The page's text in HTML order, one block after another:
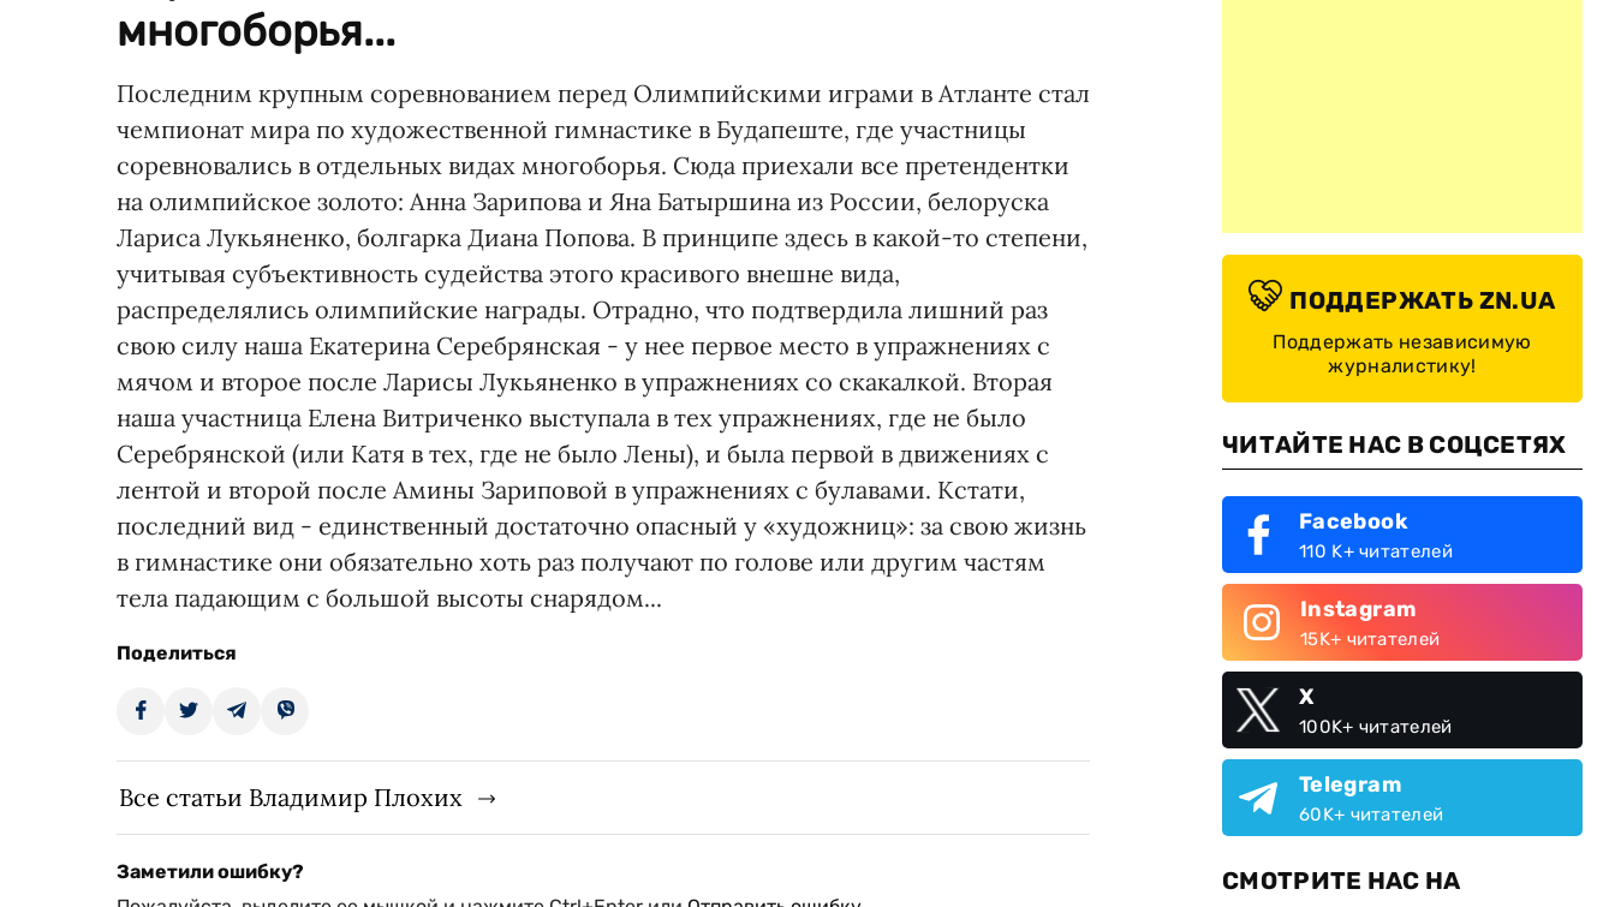
многоборья...
Последним крупным соревнованием перед Олимпийскими играми в Атланте стал
чемпионат мира по художественной гимнастике в Будапеште, где участницы
соревновались в отдельных видах многоборья. Сюда приехали все претендентки
на олимпийское золото: Анна Зарипова и Яна Батыршина из России, белоруска
Лариса Лукьяненко, болгарка Диана Попова. В принципе здесь в какой-то степени,
учитывая субъективность судейства этого красивого внешне вида,
распределялись олимпийские награды. Отрадно, что подтвердила лишний раз
свою силу наша Екатерина Серебрянская - у нее первое место в упражнениях с
мячом и второе после Ларисы Лукьяненко в упражнениях со скакалкой. Вторая
наша участница Елена Витриченко выступала в тех упражнениях, где не было
Серебрянской (или Катя в тех, где не было Лены), и была первой в движениях с
лентой и второй после Амины Зариповой в упражнениях с булавами. Кстати,
последний вид - единственный достаточно опасный у «художниц»: за свою жизнь
в гимнастике они обязательно хоть раз получают по голове или другим частям
тела падающим с большой высоты снарядом...
Поделиться
Все статьи Владимир Плохих
Заметили ошибку?
ПОДДЕРЖАТЬ ZN.UA
Поддержать независимую
журналистику!
ЧИТАЙТЕ НАС В СОЦСЕТЯХ
Facebook
110 K+ читателей
Instagram
15K+ читателей
X
100K+ читателей
Telegram
60K+ читателей
СМОТРИТЕ НАС НА